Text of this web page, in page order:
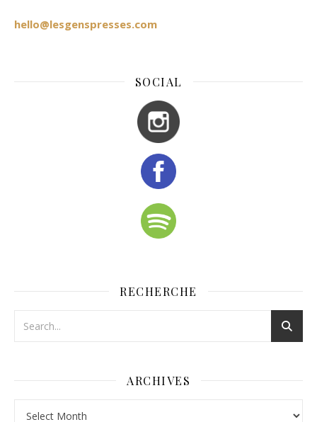
hello@lesgenspresses.com
SOCIAL
RECHERCHE
ARCHIVES